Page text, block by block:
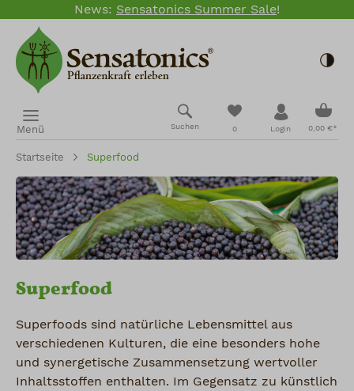
Zum Hauptinhalt springen
News: Sensatonics Summer Sale!
Menü Suchen 0
Du hast 0
Login 0,00 €*
Startseite Superfood
Superfood
Superfoods sind natürliche Lebensmittel aus
verschiedenen Kulturen, die eine besonders hohe
und synergetische Zusammensetzung wertvoller
Inhaltsstoffen enthalten. Im Gegensatz zu künstlich